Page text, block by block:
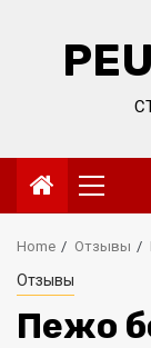
Menu
Home Отзывы
Отзывы
Пежо